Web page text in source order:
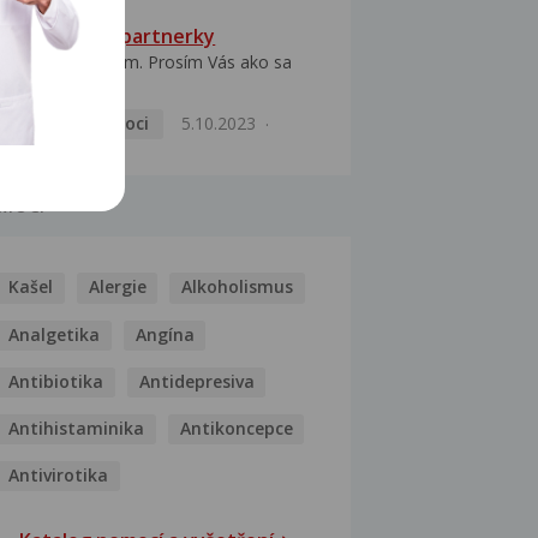
HPV typ 52 u partnerky
Dobrý deň prajem. Prosím Vás ako sa
Pohlavní nemoci
5.10.2023
Kašel Alergie Alkoholismus
Analgetika Angína
Antibiotika Antidepresiva
Antihistaminika Antikoncepce
Antivirotika